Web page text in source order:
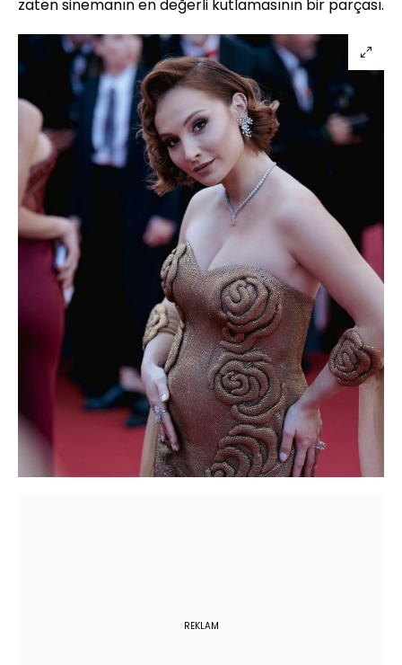
zaten sinemanın en değerli kutlamasının bir parçası.
REKLAM